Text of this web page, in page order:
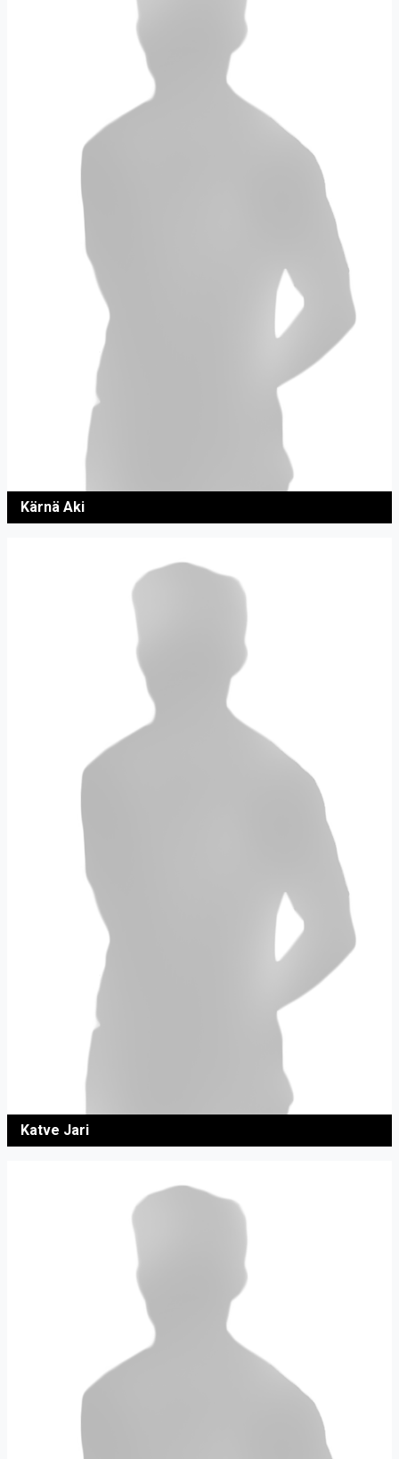
Kärnä Aki
Katve Jari